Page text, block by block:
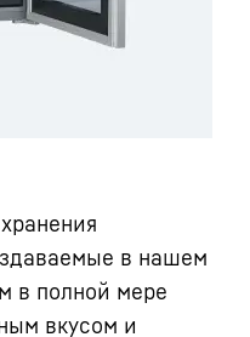
в нашем
в полной мере
вкусом и